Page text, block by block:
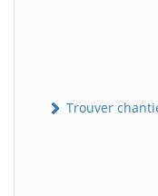
Trouver